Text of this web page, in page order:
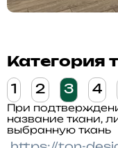
Категория
1 2 3 4
При
название ткани,
выбранную ткань